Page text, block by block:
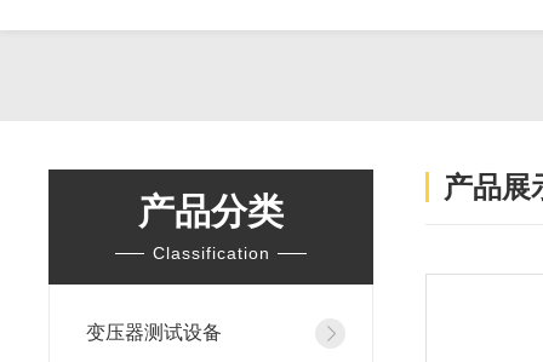
产品分类
Classification
变压器测试设备
产品展